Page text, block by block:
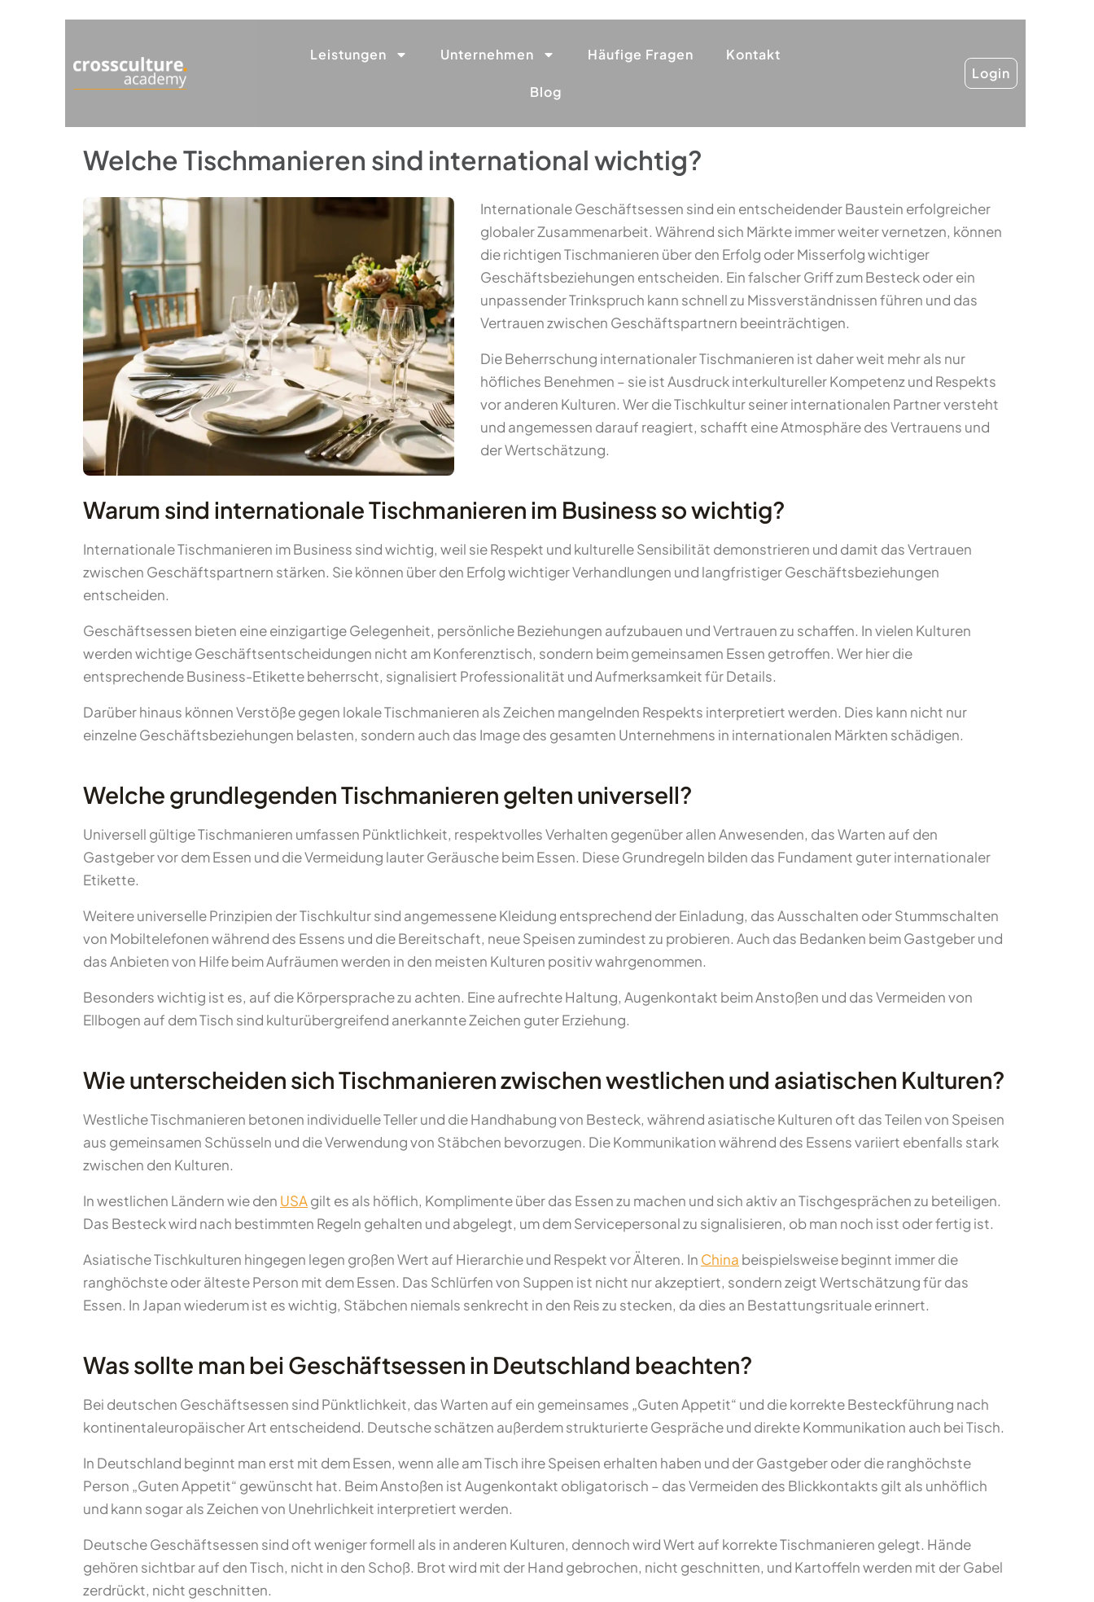
Leistungen Unternehmen Häufige Fragen Kontakt
Blog
Login
Welche Tischmanieren sind international wichtig?
Internationale Geschäftsessen sind ein entscheidender Baustein erfolgreicher
globaler Zusammenarbeit. Während sich Märkte immer weiter vernetzen, können
die richtigen Tischmanieren über den Erfolg oder Misserfolg wichtiger
Geschäftsbeziehungen entscheiden. Ein falscher Griff zum Besteck oder ein
unpassender Trinkspruch kann schnell zu Missverständnissen führen und das
Vertrauen zwischen Geschäftspartnern beeinträchtigen.
Die Beherrschung internationaler Tischmanieren ist daher weit mehr als nur
höfliches Benehmen – sie ist Ausdruck interkultureller Kompetenz und Respekts
vor anderen Kulturen. Wer die Tischkultur seiner internationalen Partner versteht
und angemessen darauf reagiert, schafft eine Atmosphäre des Vertrauens und
der Wertschätzung.
Warum sind internationale Tischmanieren im Business so wichtig?
Internationale Tischmanieren im Business sind wichtig, weil sie Respekt und kulturelle Sensibilität demonstrieren und damit das Vertrauen
zwischen Geschäftspartnern stärken. Sie können über den Erfolg wichtiger Verhandlungen und langfristiger Geschäftsbeziehungen
entscheiden.
Geschäftsessen bieten eine einzigartige Gelegenheit, persönliche Beziehungen aufzubauen und Vertrauen zu schaffen. In vielen Kulturen
werden wichtige Geschäftsentscheidungen nicht am Konferenztisch, sondern beim gemeinsamen Essen getroffen. Wer hier die
entsprechende Business-Etikette beherrscht, signalisiert Professionalität und Aufmerksamkeit für Details.
Darüber hinaus können Verstöße gegen lokale Tischmanieren als Zeichen mangelnden Respekts interpretiert werden. Dies kann nicht nur
einzelne Geschäftsbeziehungen belasten, sondern auch das Image des gesamten Unternehmens in internationalen Märkten schädigen.
Welche grundlegenden Tischmanieren gelten universell?
Universell gültige Tischmanieren umfassen Pünktlichkeit, respektvolles Verhalten gegenüber allen Anwesenden, das Warten auf den
Gastgeber vor dem Essen und die Vermeidung lauter Geräusche beim Essen. Diese Grundregeln bilden das Fundament guter internationaler
Etikette.
Weitere universelle Prinzipien der Tischkultur sind angemessene Kleidung entsprechend der Einladung, das Ausschalten oder Stummschalten
von Mobiltelefonen während des Essens und die Bereitschaft, neue Speisen zumindest zu probieren. Auch das Bedanken beim Gastgeber und
das Anbieten von Hilfe beim Aufräumen werden in den meisten Kulturen positiv wahrgenommen.
Besonders wichtig ist es, auf die Körpersprache zu achten. Eine aufrechte Haltung, Augenkontakt beim Anstoßen und das Vermeiden von
Ellbogen auf dem Tisch sind kulturübergreifend anerkannte Zeichen guter Erziehung.
Wie unterscheiden sich Tischmanieren zwischen westlichen und asiatischen Kulturen?
Westliche Tischmanieren betonen individuelle Teller und die Handhabung von Besteck, während asiatische Kulturen oft das Teilen von Speisen
aus gemeinsamen Schüsseln und die Verwendung von Stäbchen bevorzugen. Die Kommunikation während des Essens variiert ebenfalls stark
zwischen den Kulturen.
In westlichen Ländern wie den USAgilt es als höflich, Komplimente über das Essen zu machen und sich aktiv an Tischgesprächen zu beteiligen.
Das Besteck wird nach bestimmten Regeln gehalten und abgelegt, um dem Servicepersonal zu signalisieren, ob man noch isst oder fertig ist.
Asiatische Tischkulturen hingegen legen großen Wert auf Hierarchie und Respekt vor Älteren. In China beispielsweise beginnt immer die
ranghöchste oder älteste Person mit dem Essen. Das Schlürfen von Suppen ist nicht nur akzeptiert, sondern zeigt Wertschätzung für das
Essen. In Japan wiederum ist es wichtig, Stäbchen niemals senkrecht in den Reis zu stecken, da dies an Bestattungsrituale erinnert.
Was sollte man bei Geschäftsessen in Deutschland beachten?
Bei deutschen Geschäftsessen sind Pünktlichkeit, das Warten auf ein gemeinsames „Guten Appetit“ und die korrekte Besteckführung nach
kontinentaleuropäischer Art entscheidend. Deutsche schätzen außerdem strukturierte Gespräche und direkte Kommunikation auch bei Tisch.
In Deutschland beginnt man erst mit dem Essen, wenn alle am Tisch ihre Speisen erhalten haben und der Gastgeber oder die ranghöchste
Person „Guten Appetit“ gewünscht hat. Beim Anstoßen ist Augenkontakt obligatorisch – das Vermeiden des Blickkontakts gilt als unhöflich
und kann sogar als Zeichen von Unehrlichkeit interpretiert werden.
Deutsche Geschäftsessen sind oft weniger formell als in anderen Kulturen, dennoch wird Wert auf korrekte Tischmanieren gelegt. Hände
gehören sichtbar auf den Tisch, nicht in den Schoß. Brot wird mit der Hand gebrochen, nicht geschnitten, und Kartoffeln werden mit der Gabel
zerdrückt, nicht geschnitten.